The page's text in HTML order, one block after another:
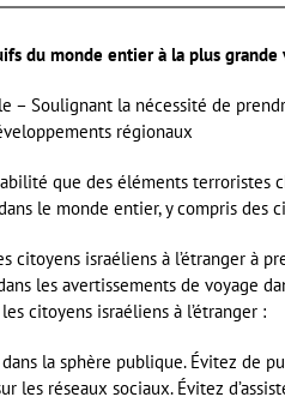
du monde entier à la plus grande
Soulignant la nécessité de
régionaux
que des éléments terroristes
le monde entier, y compris des
citoyens israéliens à l’étranger à
les avertissements de voyage
citoyens israéliens à l’étranger :
la sphère publique. Évitez de
réseaux sociaux. Évitez